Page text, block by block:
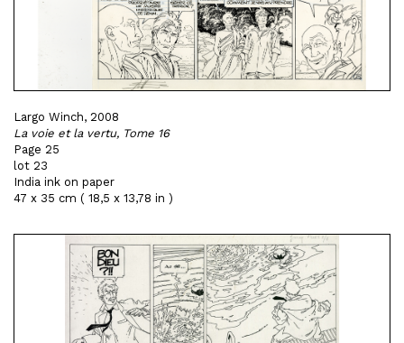
Largo Winch, 2008
La voie et la vertu, Tome 16
Page 25
lot 23
India ink on paper
47 x 35 cm ( 18,5 x 13,78 in )